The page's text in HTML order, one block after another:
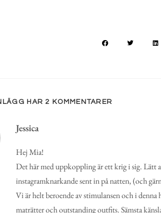
HAR 2 KOMMENTARER
Jessica
Hej Mia!
Det här med uppkoppling är ett krig i sig. Lätt
instagramknarkande sent in på natten, (och
Vi är helt beroende av stimulansen och i denna
maträtter och outstanding outfits. Sämsta